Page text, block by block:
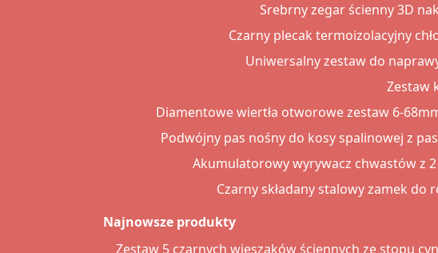
Srebrny zegar ścienny 3D
Czarny plecak termoizolacyjny
Uniwersalny zestaw do
Zestaw
Diamentowe wiertła otworowe zestaw 6-
Podwójny pas nośny do kosy spalinowej z
Akumulatorowy wyrywacz chwastów z
Czarny składany stalowy zamek
Najnowsze produkty
Zestaw 5 czarnych wieszaków ściennych ze stopu